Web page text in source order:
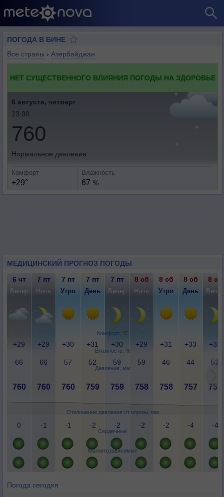
ПОГОДА В БИНЕ
Все страны › Азербайджан
НЕТ СУЩЕСТВЕННОГО ВЛИЯНИЯ ПОГОДЫ НА ЗДОРОВЬЕ
6 августа, четверг
23:00
760
Нормальное давление
Комфорт
+29°
Влажность
67 %
МЕДИЦИНСКИЙ ПРОГНОЗ ПОГОДЫ
Комфорт, °C
Влажность, %
Давление, мм
Отклонение давления от нормы, мм
Сердечные
Магнитозависимые
6 чт 7 пт 7 пт 7 пт 7 пт 8 сб 8 сб 8 сб 8 сб
Вечер Ночь Утро День Вечер Ночь Утро День Вечер
+29 +29 +30 +31 +30 +29 +31 +33 +31
66 66 57 52 59 59 46 44 52
760 760 760 759 759 758 758 757 757
0 -1 -1 -2 -2 -2 -2 -4 -4
Погода сегодня